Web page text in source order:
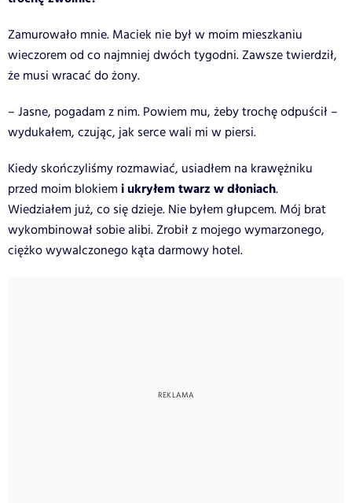
Zamurowało mnie. Maciek nie był w moim mieszkaniu
wieczorem od co najmniej dwóch tygodni. Zawsze twierdził,
że musi wracać do żony.
– Jasne, pogadam z nim. Powiem mu, żeby trochę odpuścił –
wydukałem, czując, jak serce wali mi w piersi.
Kiedy skończyliśmy rozmawiać, usiadłem na krawężniku
przed moim blokiem i ukryłem twarz w dłoniach.
Wiedziałem już, co się dzieje. Nie byłem głupcem. Mój brat
wykombinował sobie alibi. Zrobił z mojego wymarzonego,
ciężko wywalczonego kąta darmowy hotel.